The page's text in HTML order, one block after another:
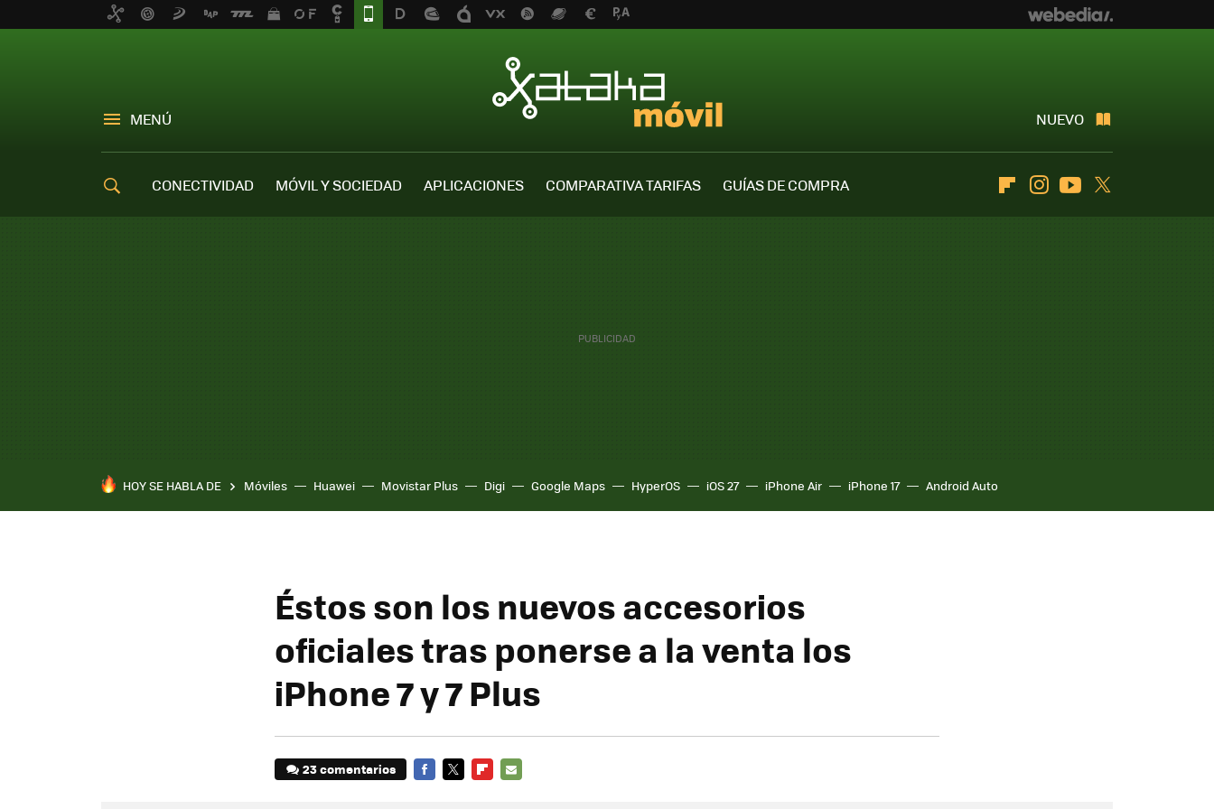
MENÚ NUEVO
CONECTIVIDAD MÓVIL Y SOCIEDAD APLICACIONES COMPARATIVA TARIFAS
GUÍAS DE COMPRA
FlipboardInstagramYoutube
HOY SE HABLA DE Móviles Huawei Movistar Plus Digi Google Maps HyperOS iOS 27 iPhone Air iPhone 17 Android Auto
Éstos son los nuevos accesorios
oficiales tras ponerse a la venta los
iPhone 7 y 7 Plus
23 comentarios